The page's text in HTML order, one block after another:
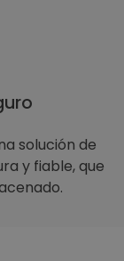
solución de
y fiable, que